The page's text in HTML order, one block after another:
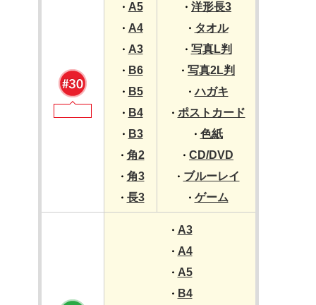
・ A5
・ A4
・ A3
・ B6
・ B5
・ B4
・ B3
・ 角2
・ 角3
・ 長3
・ 洋形長3
・ タオル
・ 写真L判
・ 写真2L判
・ハガキ
・ ポストカード
・ 色紙
・ CD/DVD
・ ブルーレイ
・ ゲーム
・ A3
・ A4
・ A5
・ B4